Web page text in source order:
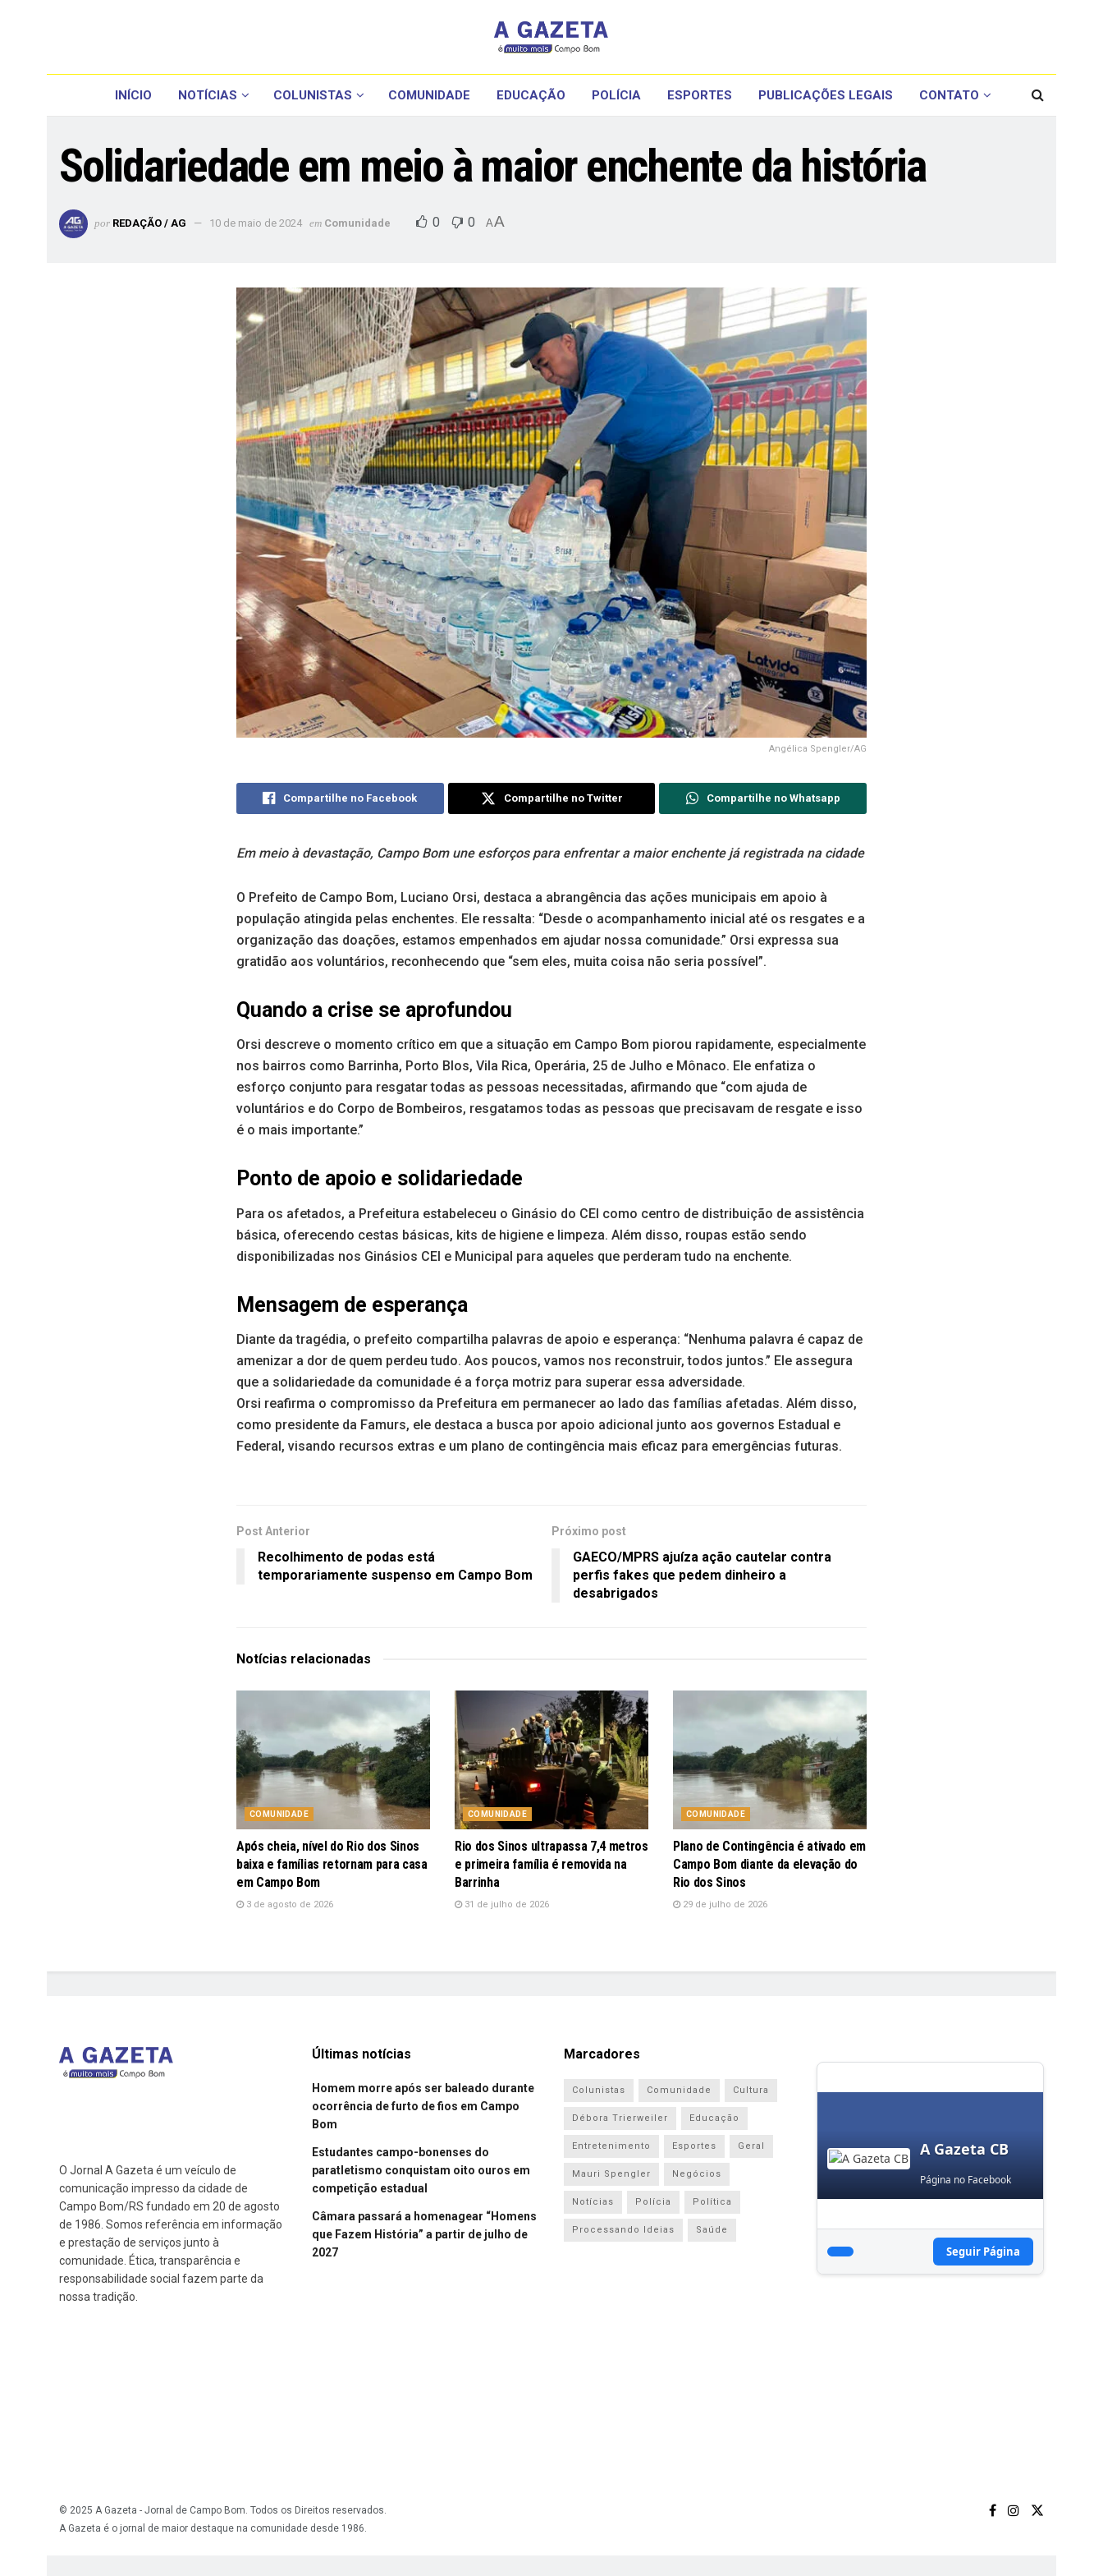
INÍCIO NOTÍCIAS COLUNISTAS COMUNIDADE EDUCAÇÃO POLÍCIA ESPORTES PUBLICAÇÕES LEGAIS CONTATO
Solidariedade em meio à maior enchente da história
por REDAÇÃO / AG 10 de maio de 2024 em Comunidade 0 0 AA
Angélica Spengler/AG
Compartilhe no Facebook Compartilhe no Twitter Compartilhe no Whatsapp
Em meio à devastação, Campo Bom une esforços para enfrentar a maior enchente já registrada na cidade
O Prefeito de Campo Bom, Luciano Orsi, destaca a abrangência das ações municipais em apoio à
população atingida pelas enchentes. Ele ressalta: “Desde o acompanhamento inicial até os resgates e a
organização das doações, estamos empenhados em ajudar nossa comunidade.” Orsi expressa sua
gratidão aos voluntários, reconhecendo que “sem eles, muita coisa não seria possível”.
Quando a crise se aprofundou
Orsi descreve o momento crítico em que a situação em Campo Bom piorou rapidamente, especialmente
nos bairros como Barrinha, Porto Blos, Vila Rica, Operária, 25 de Julho e Mônaco. Ele enfatiza o
esforço conjunto para resgatar todas as pessoas necessitadas, afirmando que “com ajuda de
voluntários e do Corpo de Bombeiros, resgatamos todas as pessoas que precisavam de resgate e isso
é o mais importante.”
Ponto de apoio e solidariedade
Para os afetados, a Prefeitura estabeleceu o Ginásio do CEI como centro de distribuição de assistência
básica, oferecendo cestas básicas, kits de higiene e limpeza. Além disso, roupas estão sendo
disponibilizadas nos Ginásios CEI e Municipal para aqueles que perderam tudo na enchente.
Mensagem de esperança
Diante da tragédia, o prefeito compartilha palavras de apoio e esperança: “Nenhuma palavra é capaz de
amenizar a dor de quem perdeu tudo. Aos poucos, vamos nos reconstruir, todos juntos.” Ele assegura
que a solidariedade da comunidade é a força motriz para superar essa adversidade.
Orsi reafirma o compromisso da Prefeitura em permanecer ao lado das famílias afetadas. Além disso,
como presidente da Famurs, ele destaca a busca por apoio adicional junto aos governos Estadual e
Federal, visando recursos extras e um plano de contingência mais eficaz para emergências futuras.
Post Anterior
Recolhimento de podas está
temporariamente suspenso em Campo Bom
Próximo post
GAECO/MPRS ajuíza ação cautelar contra
perfis fakes que pedem dinheiro a
desabrigados
Notícias relacionadas
COMUNIDADE
Após cheia, nível do Rio dos Sinos
baixa e famílias retornam para casa
em Campo Bom
3 de agosto de 2026
COMUNIDADE
Rio dos Sinos ultrapassa 7,4 metros
e primeira família é removida na
Barrinha
31 de julho de 2026
COMUNIDADE
Plano de Contingência é ativado em
Campo Bom diante da elevação do
Rio dos Sinos
29 de julho de 2026
O Jornal A Gazeta é um veículo de
comunicação impresso da cidade de
Campo Bom/RS fundado em 20 de agosto
de 1986. Somos referência em informação
e prestação de serviços junto à
comunidade. Ética, transparência e
responsabilidade social fazem parte da
nossa tradição.
Últimas notícias
Homem morre após ser baleado durante
ocorrência de furto de fios em Campo
Bom
Estudantes campo-bonenses do
paratletismo conquistam oito ouros em
competição estadual
Câmara passará a homenagear “Homens
que Fazem História” a partir de julho de
2027
Marcadores
Colunistas Comunidade Cultura
Débora Trierweiler Educação
Entretenimento Esportes Geral
Mauri Spengler Negócios
Notícias Polícia Política
Processando Ideias Saúde
A Gazeta CB
Página no Facebook
Seguir Página
© 2025 A Gazeta - Jornal de Campo Bom. Todos os Direitos reservados.
A Gazeta é o jornal de maior destaque na comunidade desde 1986.